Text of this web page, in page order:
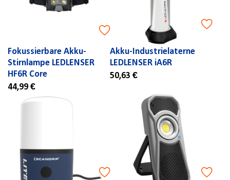
Fokussierbare Akku-
Stirnlampe LEDLENSER
HF6R Core
44,99 €
Akku-Industrielaterne
LEDLENSER iA6R
50,63 €